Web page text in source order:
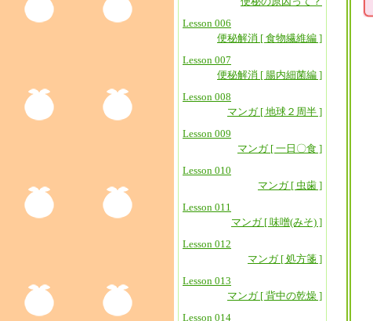
Lesson 006
便秘解消 [ 食物繊維編 ]
Lesson 007
便秘解消 [ 腸内細菌編 ]
Lesson 008
マンガ [ 地球２周半 ]
Lesson 009
マンガ [ 一日〇食 ]
Lesson 010
マンガ [ 虫歯 ]
Lesson 011
マンガ [ 味噌(みそ) ]
Lesson 012
マンガ [ 処方箋 ]
Lesson 013
マンガ [ 背中の乾燥 ]
Lesson 014